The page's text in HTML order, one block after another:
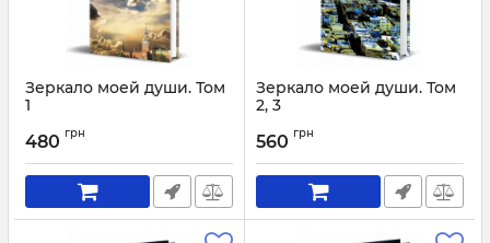
Зеркало моей души. Том
1
480 грн
Зеркало моей души. Том
2, 3
560 грн